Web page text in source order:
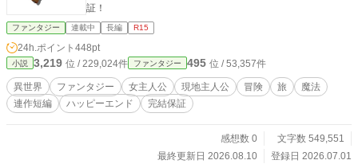
証！
ファンタジー 連載中 長編 R15
24h.ポイント 448pt
小説 3,219 位 / 229,024件 ファンタジー 495 位 / 53,357件
異世界 ファンタジー 女主人公 現地主人公 冒険 旅
魔法
連作短編
ハッピーエンド 完結保証
感想数 0
文字数 549,551
最終更新日 2026.08.10
登録日 2026.07.01